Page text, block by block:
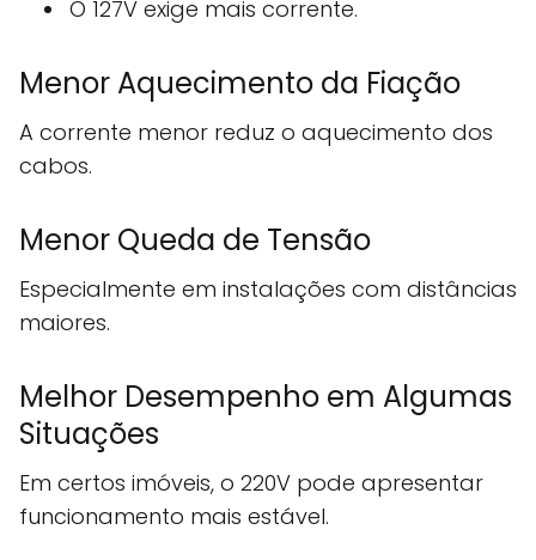
O 127V exige mais corrente.
Menor Aquecimento da Fiação
A corrente menor reduz o aquecimento dos
cabos.
Menor Queda de Tensão
Especialmente em instalações com distâncias
maiores.
Melhor Desempenho em Algumas
Situações
Em certos imóveis, o 220V pode apresentar
funcionamento mais estável.